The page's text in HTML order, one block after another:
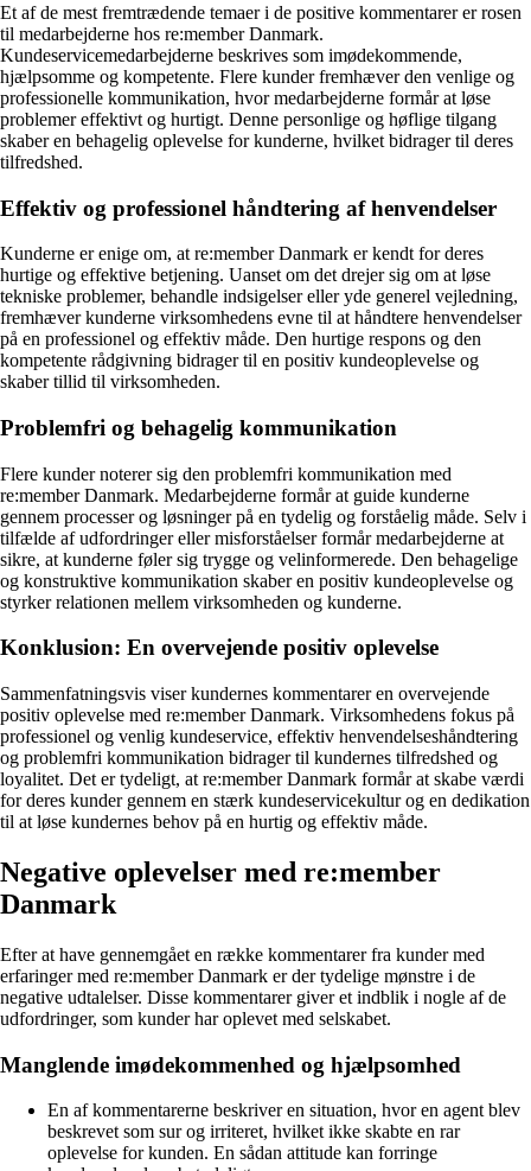
Et af de mest fremtrædende temaer i de positive kommentarer er rosen
til medarbejderne hos re:member Danmark.
Kundeservicemedarbejderne beskrives som imødekommende,
hjælpsomme og kompetente. Flere kunder fremhæver den venlige og
professionelle kommunikation, hvor medarbejderne formår at løse
problemer effektivt og hurtigt. Denne personlige og høflige tilgang
skaber en behagelig oplevelse for kunderne, hvilket bidrager til deres
tilfredshed.
Effektiv og professionel håndtering af henvendelser
Kunderne er enige om, at re:member Danmark er kendt for deres
hurtige og effektive betjening. Uanset om det drejer sig om at løse
tekniske problemer, behandle indsigelser eller yde generel vejledning,
fremhæver kunderne virksomhedens evne til at håndtere henvendelser
på en professionel og effektiv måde. Den hurtige respons og den
kompetente rådgivning bidrager til en positiv kundeoplevelse og
skaber tillid til virksomheden.
Problemfri og behagelig kommunikation
Flere kunder noterer sig den problemfri kommunikation med
re:member Danmark. Medarbejderne formår at guide kunderne
gennem processer og løsninger på en tydelig og forståelig måde. Selv i
tilfælde af udfordringer eller misforståelser formår medarbejderne at
sikre, at kunderne føler sig trygge og velinformerede. Den behagelige
og konstruktive kommunikation skaber en positiv kundeoplevelse og
styrker relationen mellem virksomheden og kunderne.
Konklusion: En overvejende positiv oplevelse
Sammenfatningsvis viser kundernes kommentarer en overvejende
positiv oplevelse med re:member Danmark. Virksomhedens fokus på
professionel og venlig kundeservice, effektiv henvendelseshåndtering
og problemfri kommunikation bidrager til kundernes tilfredshed og
loyalitet. Det er tydeligt, at re:member Danmark formår at skabe værdi
for deres kunder gennem en stærk kundeservicekultur og en dedikation
til at løse kundernes behov på en hurtig og effektiv måde.
Negative oplevelser med re:member
Danmark
Efter at have gennemgået en række kommentarer fra kunder med
erfaringer med re:member Danmark er der tydelige mønstre i de
negative udtalelser. Disse kommentarer giver et indblik i nogle af de
udfordringer, som kunder har oplevet med selskabet.
Manglende imødekommenhed og hjælpsomhed
En af kommentarerne beskriver en situation, hvor en agent blev
beskrevet som sur og irriteret, hvilket ikke skabte en rar
oplevelse for kunden. En sådan attitude kan forringe